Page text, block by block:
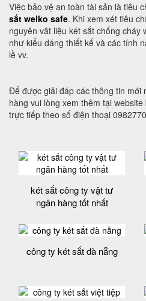
Việc bảo vệ an toàn tài sản là tiêu
sắt welko safe. Khi xem xét tiêu
nguyên vât liệu két sắt chống cháy
như kiểu dáng thiết kế và các tính
lề vv.
Để được giải đáp các thông tin mới
hàng vui lòng xem thêm tại website
trực tiếp theo số điện thoại
két sắt công ty vật tư
ngân hàng tốt nhất
công ty két sắt đà nẵng